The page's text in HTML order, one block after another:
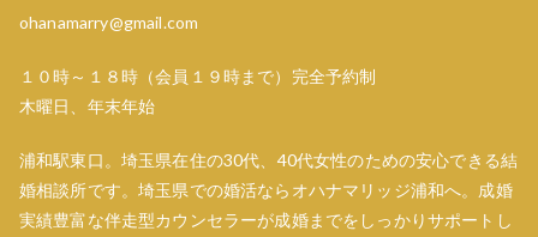
ン
ohanamarry@gmail.com
１０時～１８時（会員１９時まで）完全予約制
木曜日、年末年始
浦和駅東口。埼玉県在住の30代、40代女性のための安心できる結
婚相談所です。埼玉県での婚活ならオハナマリッジ浦和へ。成婚
実績豊富な伴走型カウンセラーが成婚までをしっかりサポートし